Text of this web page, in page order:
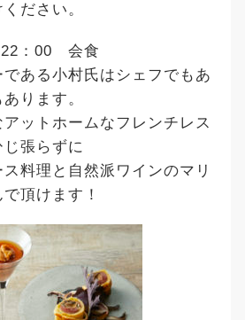
ださい。
22：00 会食
ある小村氏はシェフでもあ
ります。
ットホームなフレンチレス
じ張らずに
料理と自然派ワインのマリ
頂けます！